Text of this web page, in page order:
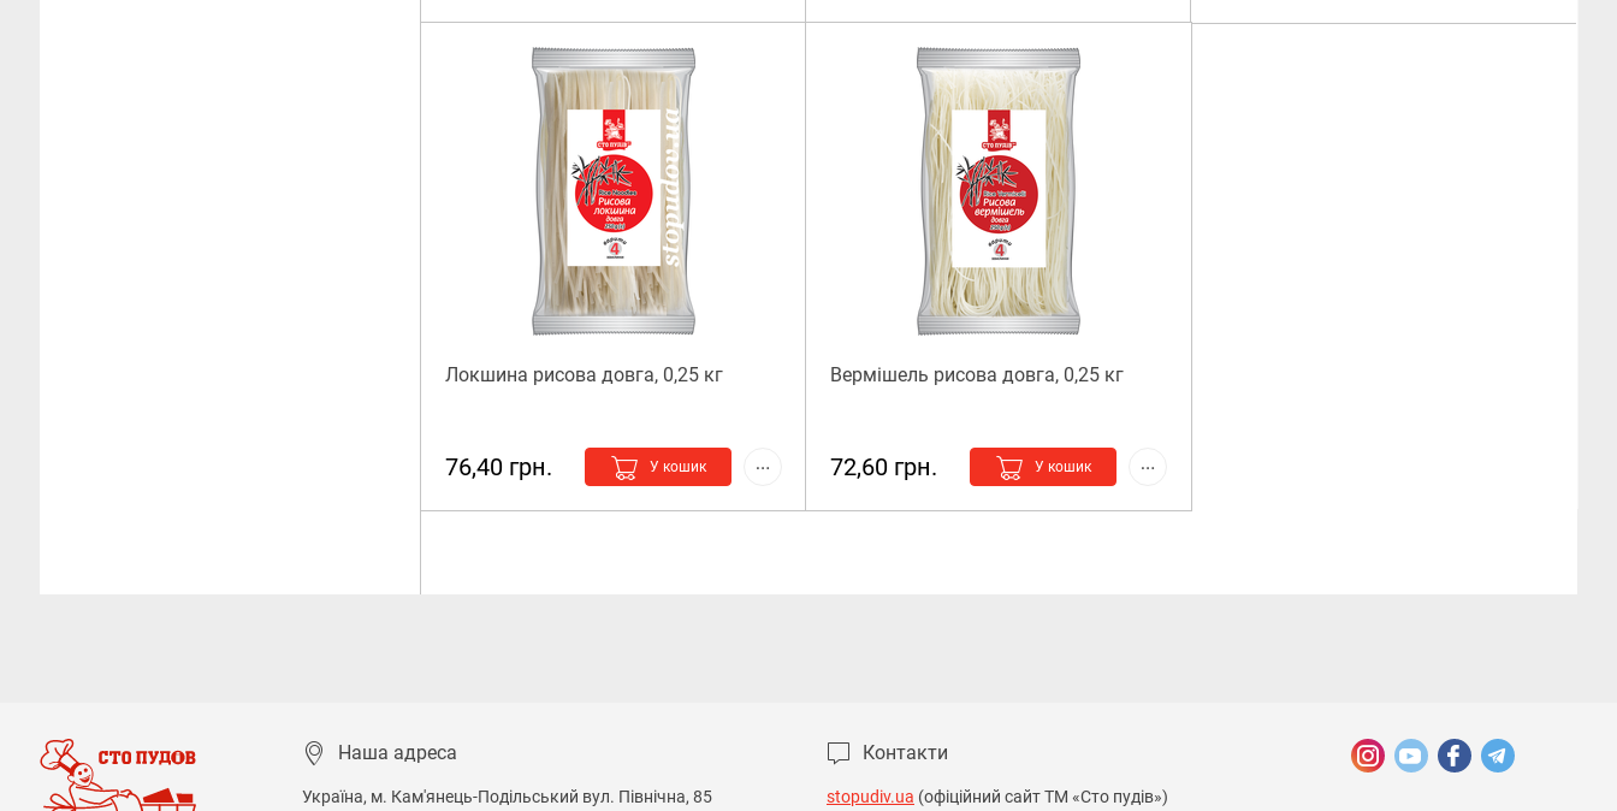
Локшина рисова довга, 0,25 кг
76,40 грн. У кошик
Вермішель рисова довга, 0,25 кг
72,60 грн. У кошик
Наша адреса
Україна, м. Кам'янець-Подільський вул. Північна, 85
Контакти
stopudiv.ua (офіційний сайт ТМ «Сто пудів»)